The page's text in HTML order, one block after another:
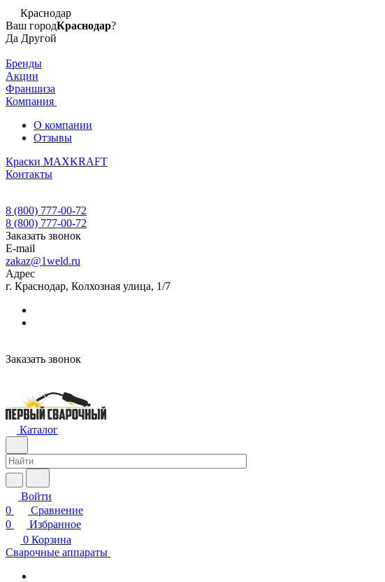
Краснодар
Ваш городКраснодар?
Да Другой
Бренды
Акции
Франшиза
Компания
О компании
Отзывы
Краски MAXKRAFT
Контакты
8 (800) 777-00-72
8 (800) 777-00-72
Заказать звонок
E-mail
zakaz@1weld.ru
Адрес
г. Краснодар, Колхозная улица, 1/7
Заказать звонок
Каталог
Войти
0
Сравнение
0
Избранное
0 Корзина
Сварочные аппараты